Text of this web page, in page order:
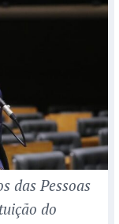
das Pessoas
do